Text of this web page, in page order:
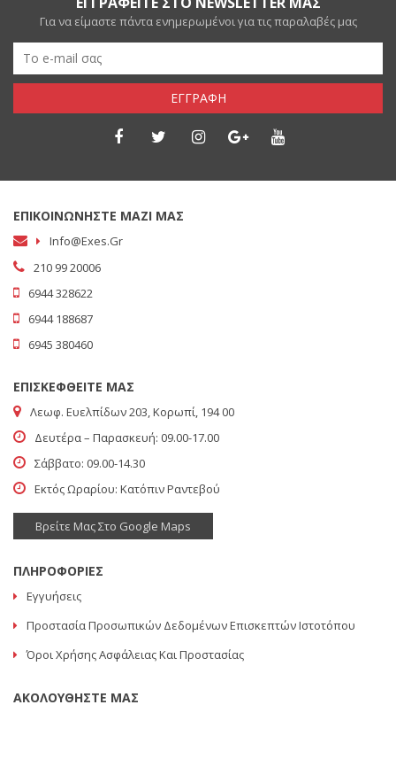
Για να είμαστε πάντα ενημερωμένοι για τις παραλαβές μας
ΕΓΓΡΑΦΗ
ΕΠΙΚΟΙΝΩΝΗΣΤΕ ΜΑΖΙ ΜΑΣ
Info@exes.gr
210 99 20006
6944 328622
6944 188687
6945 380460
ΕΠΙΣΚΕΦΘΕΙΤΕ ΜΑΣ
Λεωφ. Ευελπίδων 203, Κορωπί, 194 00
Δευτέρα – Παρασκευή: 09.00-17.00
Σάββατο: 09.00-14.30
Εκτός Ωραρίου: Κατόπιν Ραντεβού
Βρείτε Μας Στο Google Maps
ΠΛΗΡΟΦΟΡΙΕΣ
Εγγυήσεις
Προστασία Προσωπικών Δεδομένων Επισκεπτών Ιστοτόπου
Όροι Χρήσης Ασφάλειας Και Προστασίας
ΑΚΟΛΟΥΘΗΣΤΕ ΜΑΣ